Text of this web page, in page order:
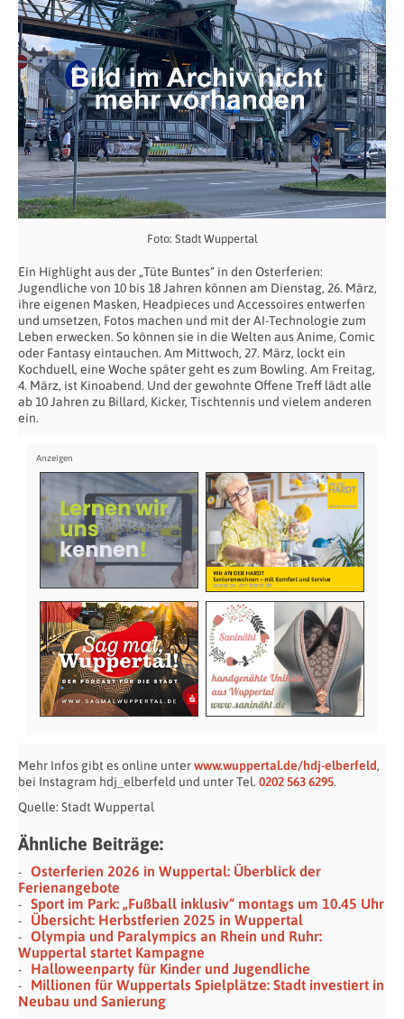
Foto: Stadt Wuppertal
Ein Highlight aus der „Tüte Buntes“ in den Osterferien:
Jugendliche von 10 bis 18 Jahren können am Dienstag, 26. März,
ihre eigenen Masken, Headpieces und Accessoires entwerfen
und umsetzen, Fotos machen und mit der AI-Technologie zum
Leben erwecken. So können sie in die Welten aus Anime, Comic
oder Fantasy eintauchen. Am Mittwoch, 27. März, lockt ein
Kochduell, eine Woche später geht es zum Bowling. Am Freitag,
4. März, ist Kinoabend. Und der gewohnte Offene Treff lädt alle
ab 10 Jahren zu Billard, Kicker, Tischtennis und vielem anderen
ein.
Mehr Infos gibt es online unterwww.wuppertal.de/hdj-elberfeld,
bei Instagram hdj_elberfeld und unter Tel. 0202 563 6295.
Quelle: Stadt Wuppertal
Ähnliche Beiträge:
Osterferien 2026 in Wuppertal: Überblick der
Ferienangebote
Sport im Park: „Fußball inklusiv“ montags um 10.45 Uhr
Übersicht: Herbstferien 2025 in Wuppertal
Olympia und Paralympics an Rhein und Ruhr:
Wuppertal startet Kampagne
Halloweenparty für Kinder und Jugendliche
Millionen für Wuppertals Spielplätze: Stadt investiert in
Neubau und Sanierung